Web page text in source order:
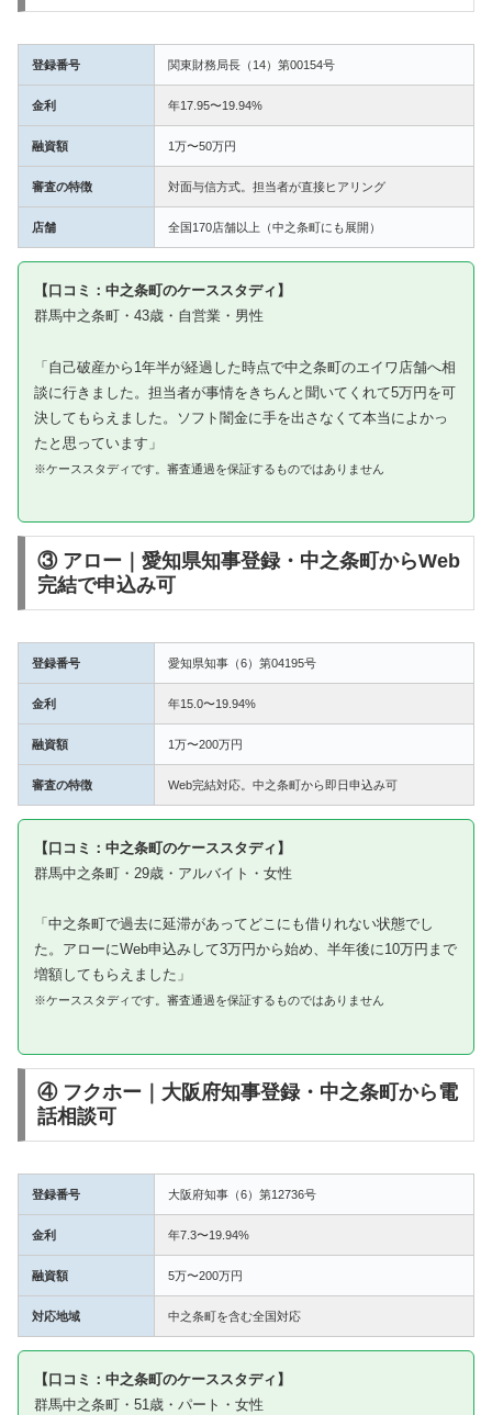
登録番号 関東財務局長（14）第00154号
金利 年17.95〜19.94%
融資額 1万〜50万円
審査の特徴 対面与信方式。担当者が直接ヒアリング
店舗 全国170店舗以上（中之条町にも展開）
【口コミ：中之条町のケーススタディ】
群馬中之条町・43歳・自営業・男性
「自己破産から1年半が経過した時点で中之条町のエイワ店舗へ相
談に行きました。担当者が事情をきちんと聞いてくれて5万円を可
決してもらえました。ソフト闇金に手を出さなくて本当によかっ
たと思っています」
※ケーススタディです。審査通過を保証するものではありません
③ アロー｜愛知県知事登録・中之条町からWeb
完結で申込み可
登録番号 愛知県知事（6）第04195号
金利 年15.0〜19.94%
融資額 1万〜200万円
審査の特徴 Web完結対応。中之条町から即日申込み可
【口コミ：中之条町のケーススタディ】
群馬中之条町・29歳・アルバイト・女性
「中之条町で過去に延滞があってどこにも借りれない状態でし
た。アローにWeb申込みして3万円から始め、半年後に10万円まで
増額してもらえました」
※ケーススタディです。審査通過を保証するものではありません
④ フクホー｜大阪府知事登録・中之条町から電
話相談可
登録番号 大阪府知事（6）第12736号
金利 年7.3〜19.94%
融資額 5万〜200万円
対応地域 中之条町を含む全国対応
【口コミ：中之条町のケーススタディ】
群馬中之条町・51歳・パート・女性